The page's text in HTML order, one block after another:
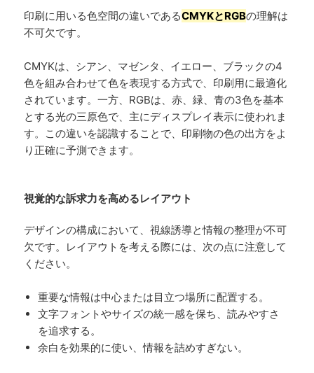
印刷に用いる色空間の違いであるCMYKとRGBの理解は
不可欠です。
CMYKは、シアン、マゼンタ、イエロー、ブラックの4
色を組み合わせて色を表現する方式で、印刷用に最適化
されています。一方、RGBは、赤、緑、青の3色を基本
とする光の三原色で、主にディスプレイ表示に使われま
す。この違いを認識することで、印刷物の色の出方をよ
り正確に予測できます。
視覚的な訴求力を高めるレイアウト
デザインの構成において、視線誘導と情報の整理が不可
欠です。レイアウトを考える際には、次の点に注意して
ください。
重要な情報は中心または目立つ場所に配置する。
文字フォントやサイズの統一感を保ち、読みやすさ
を追求する。
余白を効果的に使い、情報を詰めすぎない。